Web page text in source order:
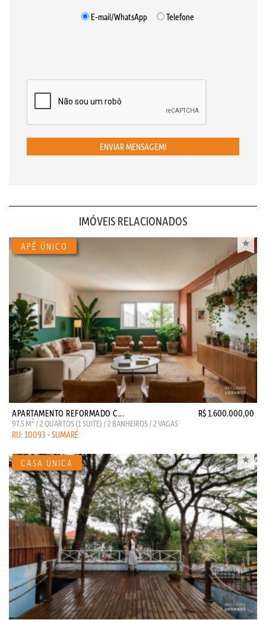
E-mail/WhatsApp
Telefone
ENVIAR MENSAGEM!
IMÓVEIS RELACIONADOS
APARTAMENTO REFORMADO C... R$ 1.600.000,00
97.5 M2 / 2 QUARTOS (1 SUITE) / 2 BANHEIROS / 2 VAGAS
RU: 10093 - SUMARÉ